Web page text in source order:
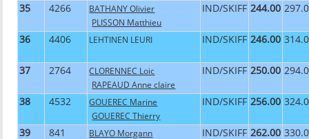
35 4266
BATHANY Olivier
PLISSON Matthieu
IND/SKIFF 244.00
36 4406 LEHTINEN LEURI IND/SKIFF 246.00
37 2764
CLORENNEC Loic
RAPEAUD Anne claire
IND/SKIFF 250.00
38 4532
GOUEREC Marine
GOUEREC Thierry
IND/SKIFF 256.00
39 841 BLAYO Morgann IND/SKIFF 262.00